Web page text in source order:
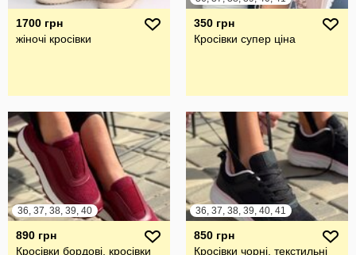
1700 грн
жіночі кросівки
350 грн
Кросівки супер ціна
36, 37, 38, 39, 40
890 грн
Кросівки бордові, кросівки
36, 37, 38, 39, 40, 41
850 грн
Кросівки чорні, текстильні